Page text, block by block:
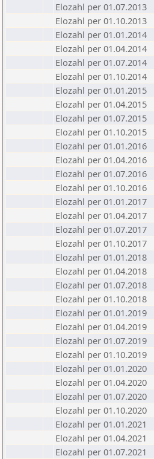
Elozahl per 01.07.2013
Elozahl per 01.10.2013
Elozahl per 01.01.2014
Elozahl per 01.04.2014
Elozahl per 01.07.2014
Elozahl per 01.10.2014
Elozahl per 01.01.2015
Elozahl per 01.04.2015
Elozahl per 01.07.2015
Elozahl per 01.10.2015
Elozahl per 01.01.2016
Elozahl per 01.04.2016
Elozahl per 01.07.2016
Elozahl per 01.10.2016
Elozahl per 01.01.2017
Elozahl per 01.04.2017
Elozahl per 01.07.2017
Elozahl per 01.10.2017
Elozahl per 01.01.2018
Elozahl per 01.04.2018
Elozahl per 01.07.2018
Elozahl per 01.10.2018
Elozahl per 01.01.2019
Elozahl per 01.04.2019
Elozahl per 01.07.2019
Elozahl per 01.10.2019
Elozahl per 01.01.2020
Elozahl per 01.04.2020
Elozahl per 01.07.2020
Elozahl per 01.10.2020
Elozahl per 01.01.2021
Elozahl per 01.04.2021
Elozahl per 01.07.2021